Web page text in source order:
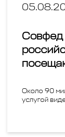
Совфед
Около 90
услугой